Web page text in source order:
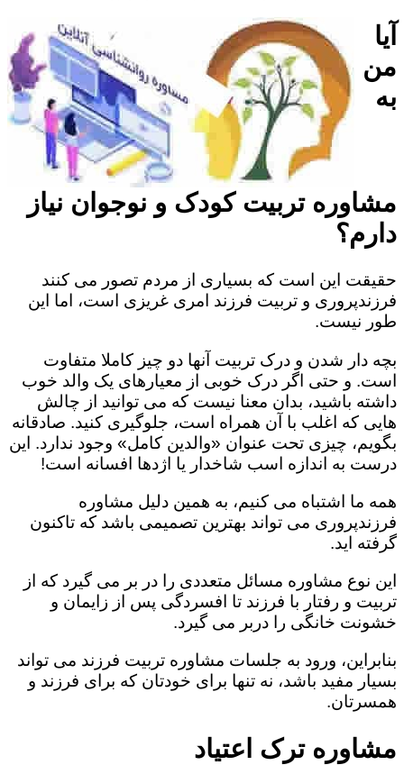
آیا
من
به
مشاوره تربیت کودک و نوجوان نیاز
دارم؟
حقیقت این است که بسیاری از مردم تصور می کنند
فرزندپروری و تربیت فرزند امری غریزی است، اما این
طور نیست.
بچه دار شدن و درک تربیت آنها دو چیز کاملا متفاوت
است. و حتی اگر درک خوبی از معیارهای یک والد خوب
داشته باشید، بدان معنا نیست که می توانید از چالش
هایی که اغلب با آن همراه است، جلوگیری کنید. صادقانه
بگویم، چیزی تحت عنوان «والدین کامل» وجود ندارد. این
درست به اندازه اسب شاخدار یا اژدها افسانه است!
همه ما اشتباه می کنیم، به همین دلیل مشاوره
فرزندپروری می تواند بهترین تصمیمی باشد که تاکنون
گرفته اید.
این نوع مشاوره مسائل متعددی را در بر می گیرد که از
تربیت و رفتار با فرزند تا افسردگی پس از زایمان و
خشونت خانگی را دربر می گیرد.
بنابراین، ورود به جلسات مشاوره تربیت فرزند می تواند
بسیار مفید باشد، نه تنها برای خودتان که برای فرزند و
همسرتان.
مشاوره ترک اعتیاد